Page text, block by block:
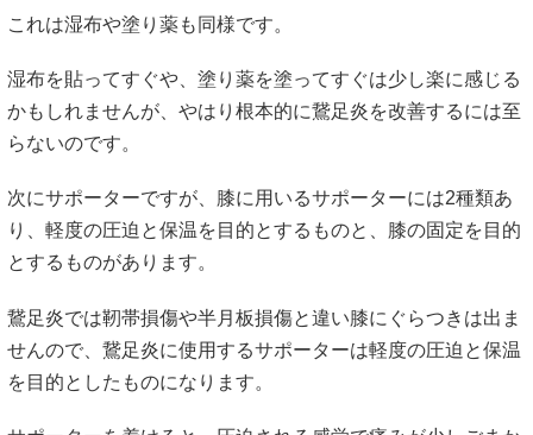
これは湿布や塗り薬も同様です。
湿布を貼ってすぐや、塗り薬を塗ってすぐは少し楽に感じる
かもしれませんが、やはり根本的に鵞足炎を改善するには至
らないのです。
次にサポーターですが、膝に用いるサポーターには2種類あ
り、軽度の圧迫と保温を目的とするものと、膝の固定を目的
とするものがあります。
鵞足炎では靭帯損傷や半月板損傷と違い膝にぐらつきは出ま
せんので、鵞足炎に使用するサポーターは軽度の圧迫と保温
を目的としたものになります。